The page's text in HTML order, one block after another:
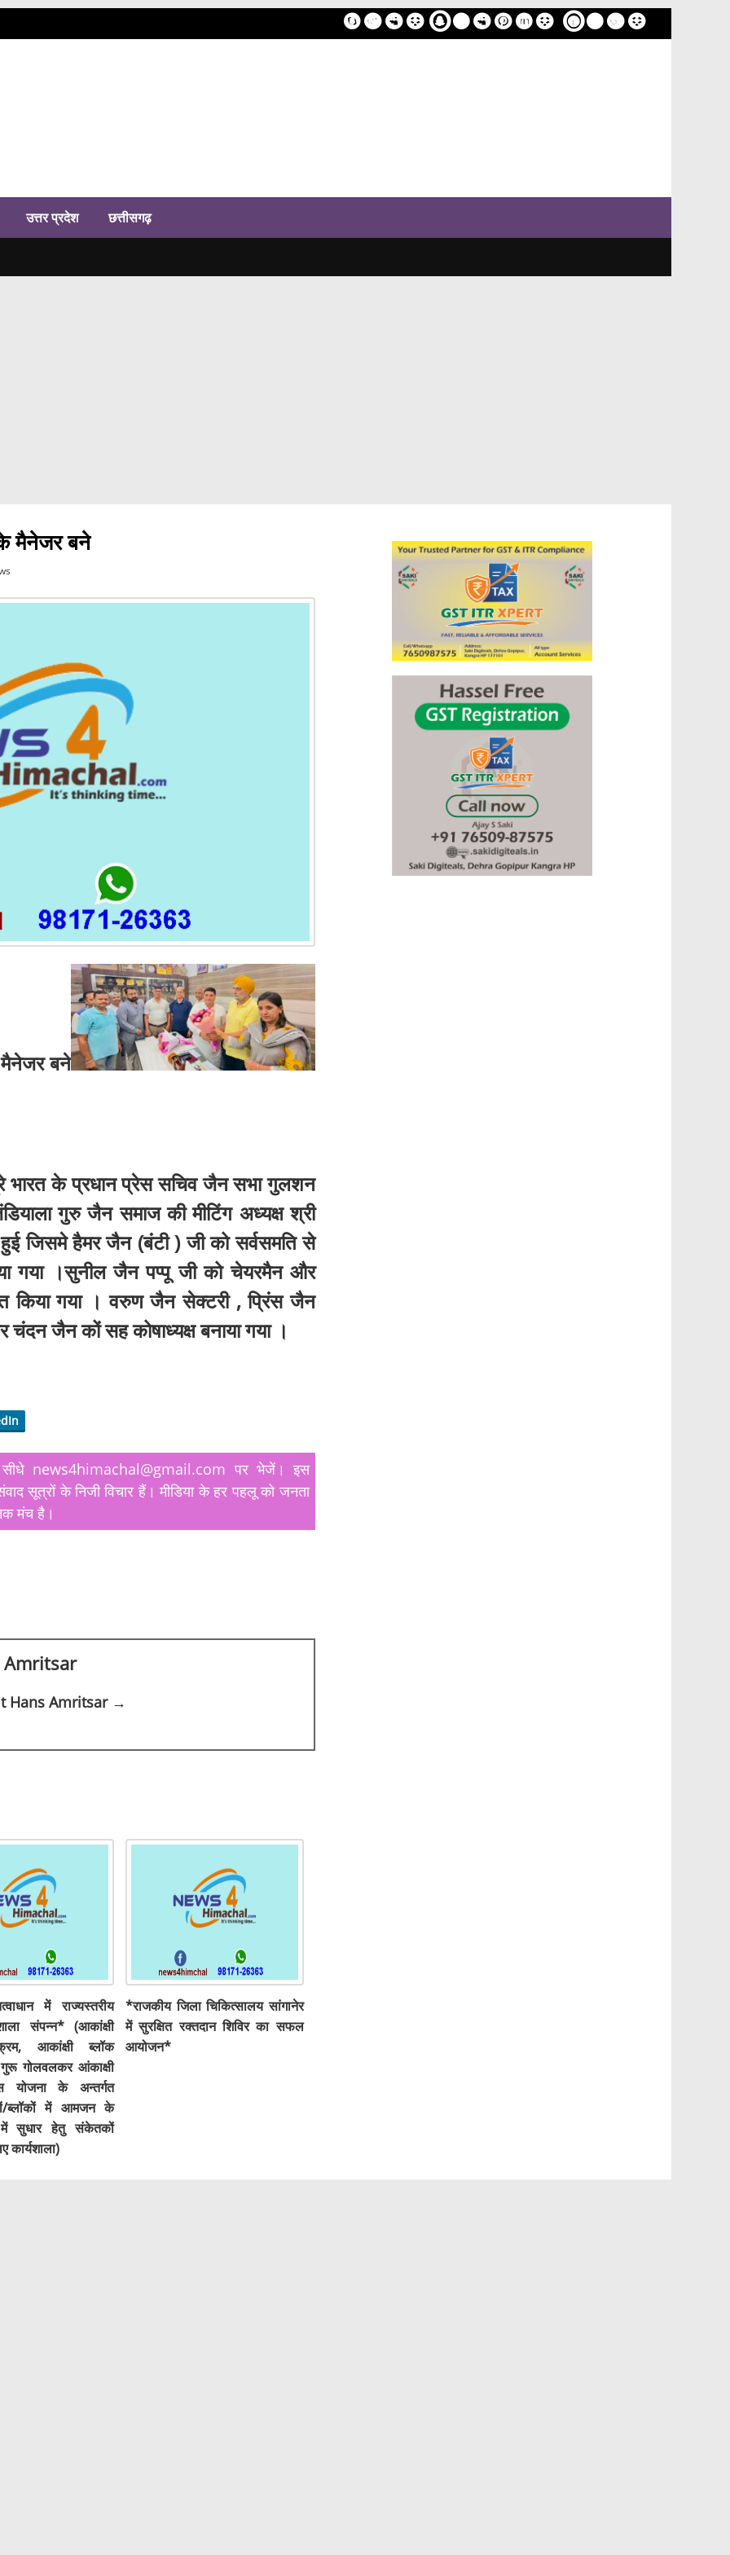
homeSample Page
उत्तर प्रदेश छत्तीसगढ़
मैनेजर बने
बने
भारत के प्रधान प्रेस सचिव जैन सभा गुलशन
गुरु जैन समाज की मीटिंग अध्यक्ष श्री
जिसमे हैमर जैन (बंटी ) जी को सर्वसमति से
गया ।सुनील जैन पप्पू जी को चेयरमैन और
किया गया । वरुण जैन सेक्टरी , प्रिंस जैन
जैन कों सह कोषाध्यक्ष बनाया गया ।
सीधे news4himachal@gmail.com पर भेजें। इस
सूत्रों के निजी विचार हैं। मीडिया के हर पहलू को जनता
मंच है।
Hans Amritsar →
में राज्यस्तरीय
संपन्न* (आकांक्षी
आकांक्षी ब्लॉक
गोलवलकर आंकाक्षी
योजना के अन्तर्गत
ब्लॉकों में आमजन के
सुधार हेतु संकेतकों
*राजकीय जिला चिकित्सालय सांगानेर
में सुरक्षित रक्तदान शिविर का सफल
आयोजन*